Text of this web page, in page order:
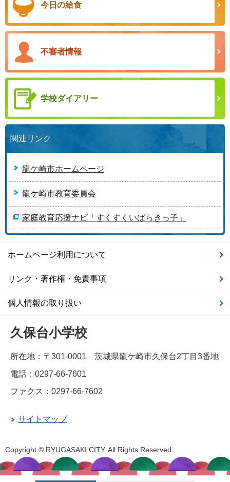
今日の給食
不審者情報
学校ダイアリー
関連リンク
龍ケ崎市ホームページ
龍ケ崎市教育委員会
家庭教育応援ナビ「すくすくいばらきっ子」
ホームページ利用について
リンク・著作権・免責事項
個人情報の取り扱い
久保台小学校
所在地：〒301-0001 茨城県龍ケ崎市久保台2丁目3番地
電話：0297-66-7601
ファクス：0297-66-7602
サイトマップ
Copyright © RYUGASAKI CITY. All Rights Reserved.